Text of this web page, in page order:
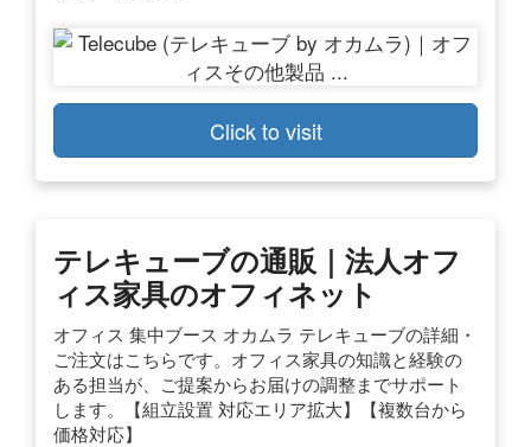
Click to visit
テレキューブの通販｜法人オフ
ィス家具のオフィネット
オフィス 集中ブース オカムラ テレキューブの詳細・
ご注文はこちらです。オフィス家具の知識と経験の
ある担当が、ご提案からお届けの調整までサポート
します。【組立設置 対応エリア拡大】【複数台から
価格対応】